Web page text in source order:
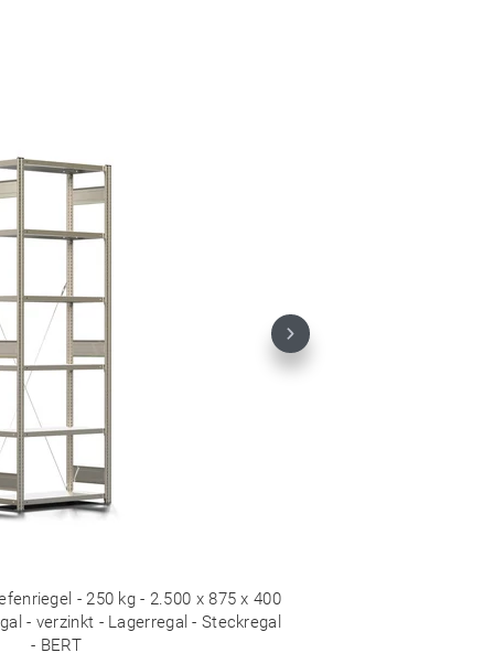
- 250 kg - 2.500 x 875 x 400
- verzinkt - Lagerregal - Steckregal
- BERT
Next